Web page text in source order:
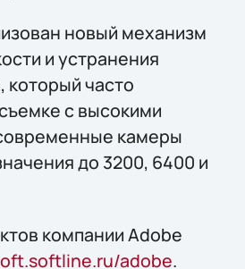
новый механизм
и устранения
который часто
с высокими
камеры
до 3200, 6400 и
компании Adobe
adobe.